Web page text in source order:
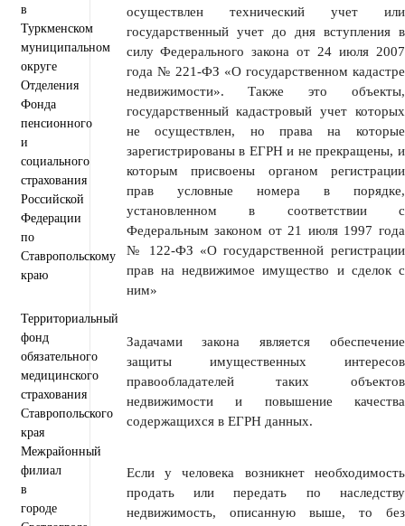
в
Туркменском
муниципальном
округе
Отделения
Фонда
пенсионного
и
социального
страхования
Российской
Федерации
по
Ставропольскому
краю
Территориальный
фонд
обязательного
медицинского
страхования
Ставропольского
края
Межрайонный
филиал
в
городе
осуществлен технический учет или
государственный учет до дня вступления в
силу Федерального закона от 24 июля 2007
года № 221-ФЗ «О государственном кадастре
недвижимости». Также это объекты,
государственный кадастровый учет которых
не осуществлен, но права на которые
зарегистрированы в ЕГРН и не прекращены, и
которым присвоены органом регистрации
прав условные номера в порядке,
установленном в соответствии с
Федеральным законом от 21 июля 1997 года
№ 122-ФЗ «О государственной регистрации
прав на недвижимое имущество и сделок с
ним»
Задачами закона является обеспечение
защиты имущественных интересов
правообладателей таких объектов
недвижимости и повышение качества
содержащихся в ЕГРН данных.
Если у человека возникнет необходимость
продать или передать по наследству
недвижимость, описанную выше, то без